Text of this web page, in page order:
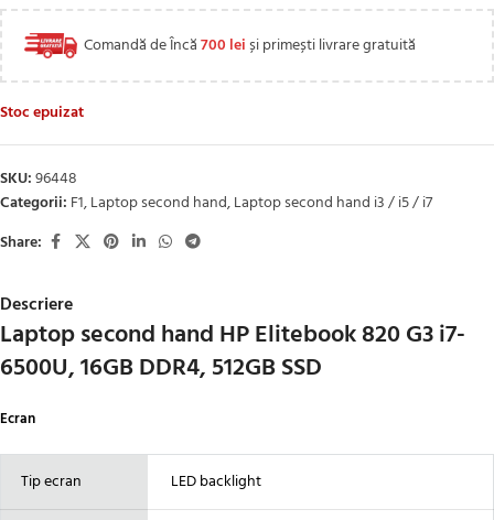
Comandă de Încă700 leiși primești livrare gratuită
Stoc epuizat
SKU:96448
Categorii: F1,Laptop second hand,Laptop second hand i3 / i5 / i7
Share:
Descriere
Laptop second hand HP Elitebook 820 G3 i7-
6500U, 16GB DDR4, 512GB SSD
Ecran
Tip ecran LED backlight